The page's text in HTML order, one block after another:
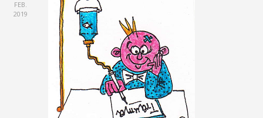
FEB.
2019